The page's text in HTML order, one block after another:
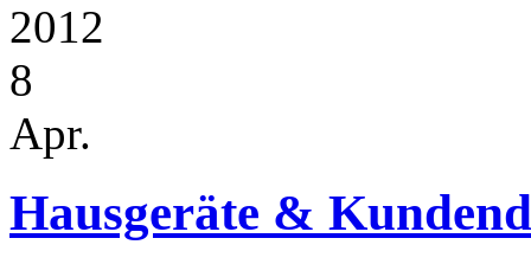
2012
8
Apr.
Hausgeräte &